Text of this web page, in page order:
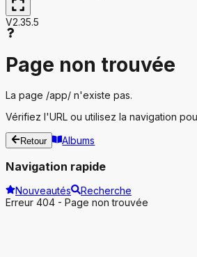
V2.35.5
Page non trouvée
La page /app/ n'existe pas.
Vérifiez l'URL ou utilisez la navigation
Retour Albums
Navigation rapide
Nouveautés
Recherche
Erreur 404 - Page non trouvée